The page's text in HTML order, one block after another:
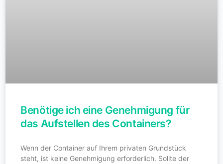
Benötige ich eine Genehmigung für
das Aufstellen des Containers?
Wenn der Container auf Ihrem privaten Grundstück
steht, ist keine Genehmigung erforderlich. Sollte der